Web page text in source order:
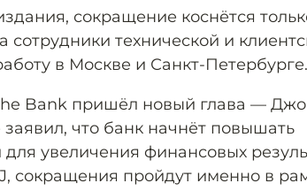
сокращение коснётся
сотрудники технической и
в Москве и Санкт-Петербурге.
Bank пришёл новый глава —
что банк начнёт повышать
увеличения финансовых
сокращения пройдут именно в